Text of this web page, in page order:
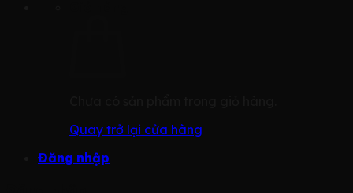
Quay trở lại cửa hàng
Đăng nhập